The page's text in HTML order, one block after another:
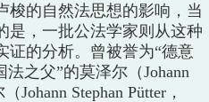
梭的自然法思想的影响，当
是，一批公法学家则从这种
证的分析。曾被誉为“德意
之父”的莫泽尔（Johann
Johann Stephan Pütter，